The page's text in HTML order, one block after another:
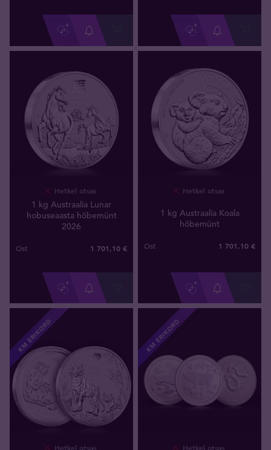
Hetkel otsas
1 kg Austraalia Lunar
hobuseaasta hõbemünt
2026
Ost 1 701,10 €
Hetkel otsas
1 kg Austraalia Koala
hõbemünt
Ost 1 701,10 €
KM ERIKORD
Hetkel otsas
KM ERIKORD
Hetkel otsas